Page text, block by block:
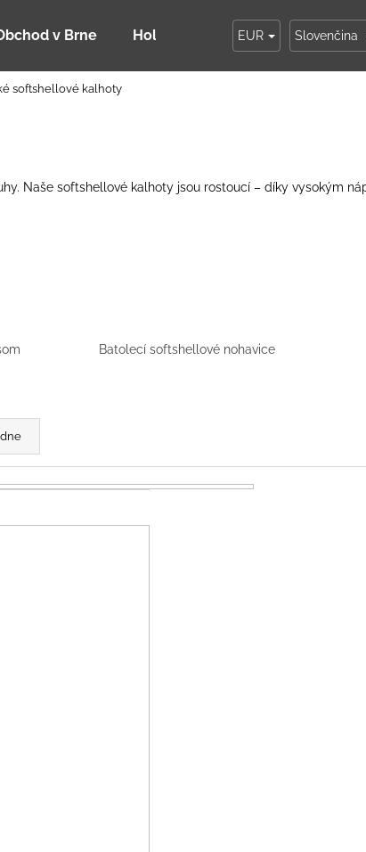
v Brne Holky Dupeťačky Moja
EUR Slovenčina
softshellové kalhoty
Naše softshellové kalhoty jsou rostoucí – díky vysokým
Batolecí softshellové nohavice
nájsť?